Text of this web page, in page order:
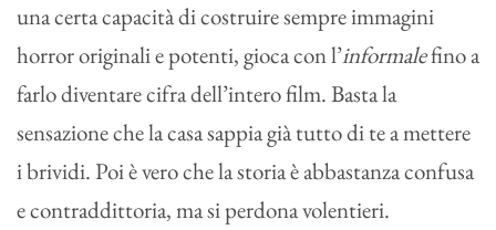
una certa capacità di costruire sempre immagini
horror originali e potenti, gioca con l’informalefino a
farlo diventare cifra dell’intero film. Basta la
sensazione che la casa sappia già tutto di te a mettere
i brividi. Poi è vero che la storia è abbastanza confusa
e contraddittoria, ma si perdona volentieri.